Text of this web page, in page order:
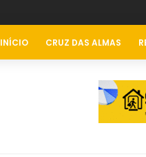
INÍCIO CRUZ DAS ALMAS